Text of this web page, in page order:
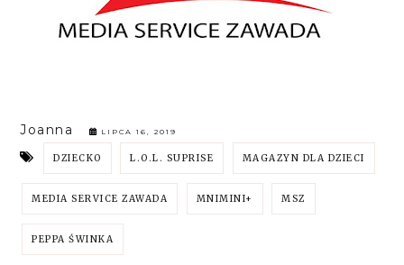
Joanna LIPCA 16, 2019
DZIECKO L.O.L. SUPRISE MAGAZYN DLA DZIECI
MEDIA SERVICE ZAWADA MNIMINI+ MSZ
PEPPA ŚWINKA